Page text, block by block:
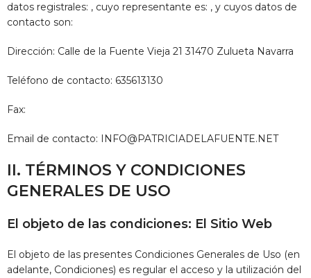
datos registrales: , cuyo representante es: , y cuyos datos de
contacto son:
Dirección: Calle de la Fuente Vieja 21 31470 Zulueta Navarra
Teléfono de contacto: 635613130
Fax:
Email de contacto: INFO@PATRICIADELAFUENTE.NET
II. TÉRMINOS Y CONDICIONES
GENERALES DE USO
El objeto de las condiciones: El Sitio Web
El objeto de las presentes Condiciones Generales de Uso (en
adelante, Condiciones) es regular el acceso y la utilización del